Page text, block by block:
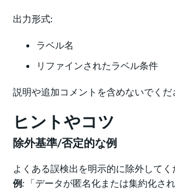
出力形式:
ラベル名
リファインされたラベル条件
説明や追加コメントを含めないでくだ
ヒントやコツ
除外基準/否定的な例
よくある誤検出を明示的に除外してく
例: 「データが匿名化または集約化さ